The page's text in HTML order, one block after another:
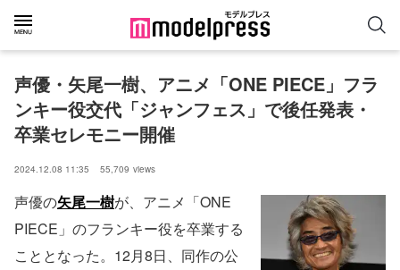
声優・矢尾一樹、アニメ「ONE PIECE」フラ
ンキー役交代「ジャンフェス」で後任発表・
卒業セレモニー開催
2024.12.08 11:35 55,709 views
声優の矢尾一樹が、アニメ「ONE
PIECE」のフランキー役を卒業する
こととなった。12月8日、同作の公